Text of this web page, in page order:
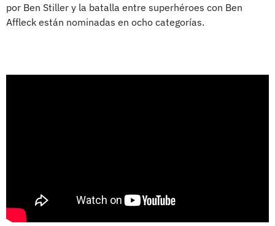
por Ben Stiller y la batalla entre superhéroes con Ben
Affleck están nominadas en ocho categorías.